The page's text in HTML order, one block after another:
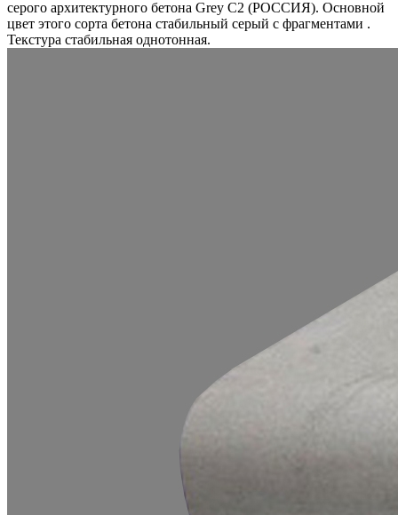
серого архитектурного бетона Grey C2 (РОССИЯ). Основной
цвет этого сорта бетона стабильный серый с фрагментами .
Текстура стабильная однотонная.